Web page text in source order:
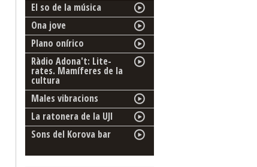
El so de la música
Ona jove
Plano onírico
Ràdio Adona't: Lite-
rates. Mamíferes de la
cultura
Males vibracions
La ratonera de la UJI
Sons del Korova bar